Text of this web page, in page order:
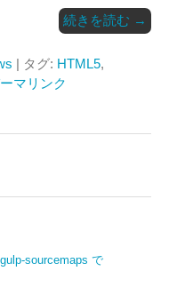
続きを読む →
| タグ: HTML5,
マリンク
sourcemaps で